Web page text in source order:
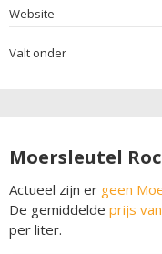
Website
Valt onder
Moersleutel
Actueel zijn er geen
De gemiddelde prijs
per liter.